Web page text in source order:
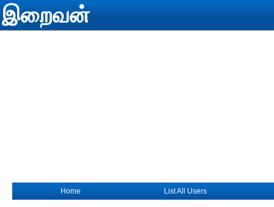
இறைவன்
Home List All Users